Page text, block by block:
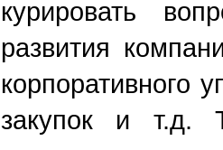
курировать
развития
корпоративного
закупок и т.д.